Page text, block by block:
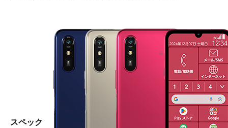
スペック